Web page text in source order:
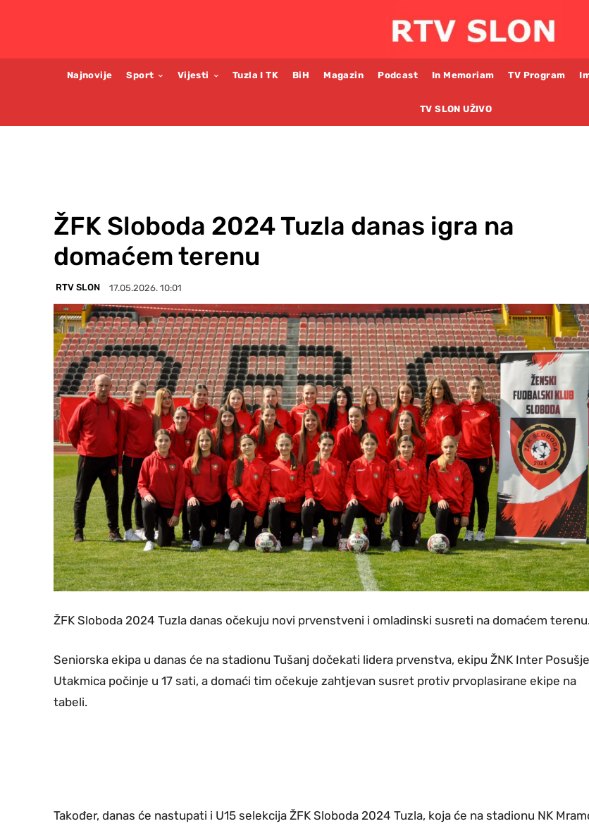
Najnovije Sport Vijesti Tuzla I TK BiH Magazin Podcast In Memoriam TV Program
TV SLON UŽIVO
ŽFK Sloboda 2024 Tuzla danas igra na
domaćem terenu
RTV SLON 17.05.2026. 10:01
ŽFK Sloboda 2024 Tuzla danas očekuju novi prvenstveni i omladinski susreti na domaćem
Seniorska ekipa u danas će na stadionu Tušanj dočekati lidera prvenstva, ekipu ŽNK Inter
Utakmica počinje u 17 sati, a domaći tim očekuje zahtjevan susret protiv prvoplasirane ekipe na
tabeli.
Također, danas će nastupati i U15 selekcija ŽFK Sloboda 2024 Tuzla, koja će na stadionu NK